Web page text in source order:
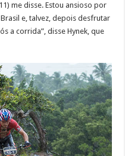
me disse. Estou ansioso por
e, talvez, depois desfrutar
a corrida”, disse Hynek, que